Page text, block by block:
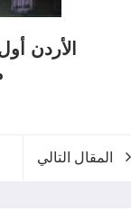
الأردن
المقال التالي